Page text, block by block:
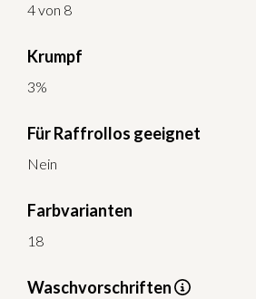
4 von 8
Krumpf
3%
Für Raffrollos geeignet
Nein
Farbvarianten
18
Waschvorschriften